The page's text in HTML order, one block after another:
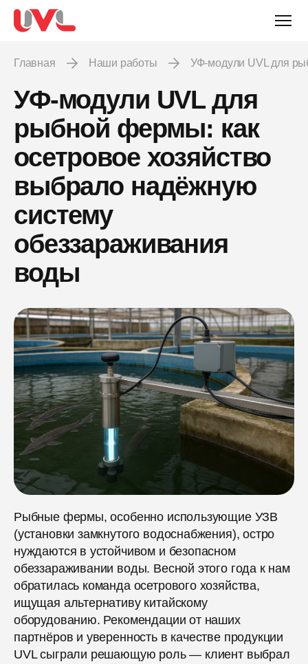
Главная Наши работы УФ-модули UVL для
УФ-модули UVL для
рыбной фермы: как
осетровое хозяйство
выбрало надёжную
систему
обеззараживания
воды
Рыбные фермы, особенно использующие УЗВ
(установки замкнутого водоснабжения), остро
нуждаются в устойчивом и безопасном
обеззараживании воды. Весной этого года к нам
обратилась команда осетрового хозяйства,
ищущая альтернативу китайскому
оборудованию. Рекомендации от наших
партнёров и уверенность в качестве продукции
UVL сыграли решающую роль — клиент выбрал